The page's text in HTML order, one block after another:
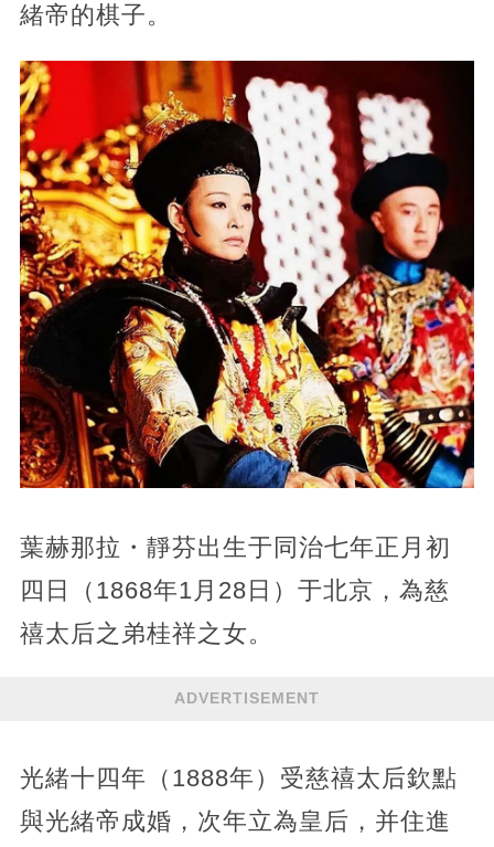
緒帝的棋子。
葉赫那拉・靜芬出生于同治七年正月初
四日（1868年1月28日）于北京，為慈
禧太后之弟桂祥之女。
ADVERTISEMENT
光緒十四年（1888年）受慈禧太后欽點
與光緒帝成婚，次年立為皇后，并住進